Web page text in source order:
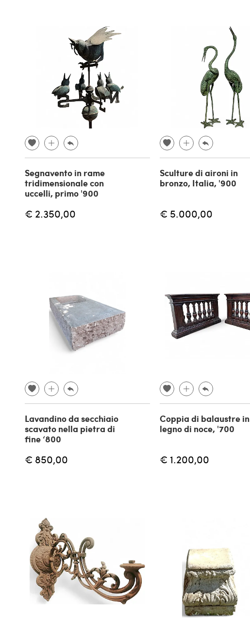
Segnavento in rame
tridimensionale con
uccelli, primo '900
€ 2.350,00
Sculture di aironi in
bronzo, Italia, '900
€ 5.000,00
Lavandino da secchiaio
scavato nella pietra di
fine ‘800
€ 850,00
Coppia di balaustre in
legno di noce, '700
€ 1.200,00